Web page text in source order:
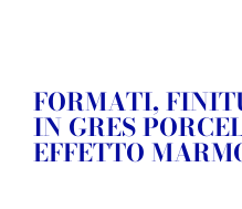
FORMATI,
IN GRES
EFFETTO